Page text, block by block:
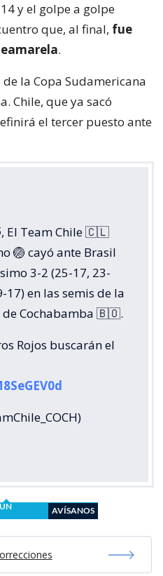
y el golpe a golpe
que, al final, fue
.
la Copa Sudamericana
Chile, que ya sacó
el tercer puesto ante
El Team Chile 🇨🇱
🏐 cayó ante Brasil
3-2 (25-17, 23-
17) en las semis de la
de Cochabamba 🇧🇴.
Rojos buscarán el
AVÍSANOS